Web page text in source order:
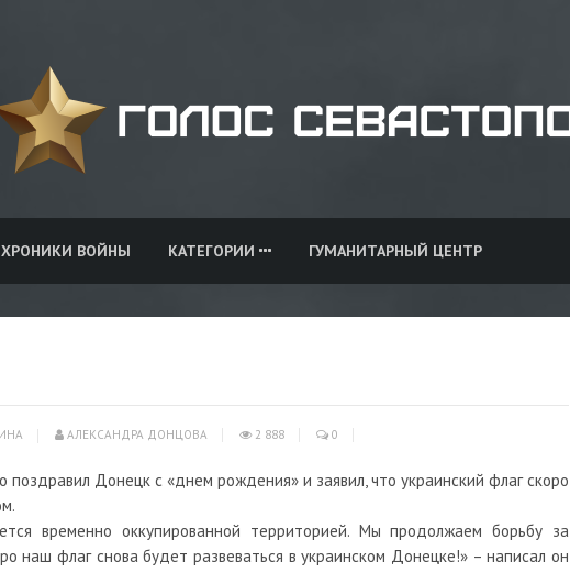
ХРОНИКИ ВОЙНЫ КАТЕГОРИИ ГУМАНИТАРНЫЙ ЦЕНТР
АЛЕКСАНДРА ДОНЦОВА 2 888 0
Донецк с «днем рождения» и заявил, что украинский флаг скоро
временно оккупированной территорией. Мы продолжаем борьбу за
наш флаг снова будет развеваться в украинском Донецке!» – написал он